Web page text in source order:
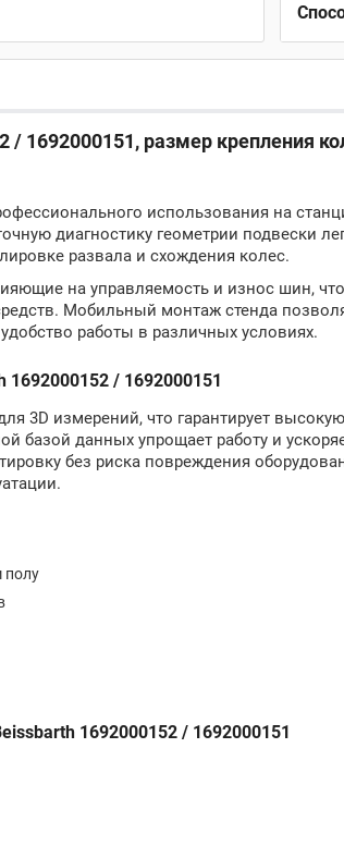
1692000151, размер крепления
использования на
диагностику геометрии подвески
развала и схождения колес.
на управляемость и износ шин,
Мобильный монтаж стенда
работы в различных условиях.
/ 1692000151
3D измерений, что гарантирует
данных упрощает работу и
без риска повреждения
полу
1692000152 / 1692000151